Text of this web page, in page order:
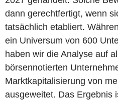
dann gerechtfertigt, wenn
tatsächlich etabliert.
ein Universum von 600
haben wir die Analyse auf
börsennotierten
Marktkapitalisierung von
ausgeweitet. Das Ergebnis